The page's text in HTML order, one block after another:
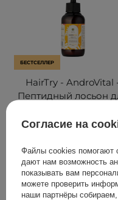
БЕСТСЕЛЛЕР
HairTry - AndroVital
Пептидный лосьон
укрепления волос
63
685,00 ГРН
Согласие на
Файлы cookies помогают
дают нам возможность
показывать вам
можете проверить
наши партнёры